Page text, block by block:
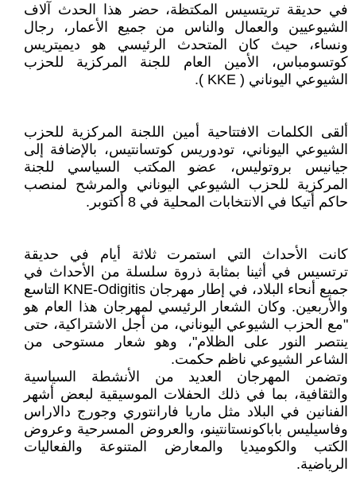
في حديقة تريتسيس المكتظة، حضر هذا الحدث آلاف
الشيوعيين والعمال والناس من جميع الأعمار، رجال
ونساء، حيث كان المتحدث الرئيسي هو ديميتريس
كوتسومباس، الأمين العام للجنة المركزية للحزب
الشيوعي اليوناني ( KKE ).
ألقى الكلمات الافتتاحية أمين اللجنة المركزية للحزب
الشيوعي اليوناني، تودوريس كوتسانتيس، بالإضافة إلى
جيانيس بروتوليس، عضو المكتب السياسي للجنة
المركزية للحزب الشيوعي اليوناني والمرشح لمنصب
حاكم أتيكا في الانتخابات المحلية في 8 أكتوبر.
كانت الأحداث التي استمرت ثلاثة أيام في حديقة
ترتسيس في أثينا بمثابة ذروة سلسلة من الأحداث في
جميع أنحاء البلاد، في إطار مهرجان KNE-Odigitis التاسع
والأربعين. وكان الشعار الرئيسي لمهرجان هذا العام هو
"مع الحزب الشيوعي اليوناني، من أجل الاشتراكية، حتى
ينتصر النور على الظلام"، وهو شعار مستوحى من
الشاعر الشيوعي ناظم حكمت.
وتضمن المهرجان العديد من الأنشطة السياسية
والثقافية، بما في ذلك الحفلات الموسيقية لبعض أشهر
الفنانين في البلاد مثل ماريا فارانتوري وجورج دالاراس
وفاسيليس باباكونستانتينو، والعروض المسرحية وعروض
الكتب والكوميديا والمعارض المتنوعة والفعاليات
الرياضية.